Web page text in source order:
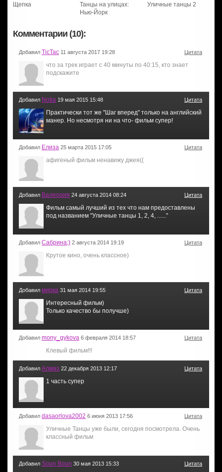
Щепка
Танцы на улицах:
Нью-Йорк
Уличные танцы 2
Комментарии (10):
Добавил TicTac 11 августа 2017 19:28 Цитата
что за трек играет с 40 минуты по 40:15, кто знает
подскажите
Добавил Notia 19 мая 2015 15:48 Цитата
Практически тот же "Шаг вперед" только на английский
манер. Но несмотря ни на что- фильм супер!
Добавил Елиза 25 марта 2015 17:05 Цитата
афигеный фильм ненавижу джея((
Добавил Валеория 24 августа 2014 08:24 Цитата
Фильм самый лучший из тех что нам предоставлены
под названием "Уличные танцы 1, 2, 4, ......"
Добавил Сабрина;) 2 августа 2014 19:19 Цитата
Крутое кино, очень классное)
Добавил мирка 31 мая 2014 19:55 Цитата
Интересный фильм)
Только качество бы получше)
Добавил mony_gykova 6 февраля 2014 18:57 Цитата
Клевый фильм!!!
Добавил Алмаз 22 декабря 2013 12:17 Цитата
1 часть супер
Добавил dasaorlova2002 6 июня 2013 17:56 Цитата
Уличные Танцы уже были, сегодня посмотрела. Очень
классный фильм
Добавил Soun Boun 30 мая 2013 15:33 Цитата